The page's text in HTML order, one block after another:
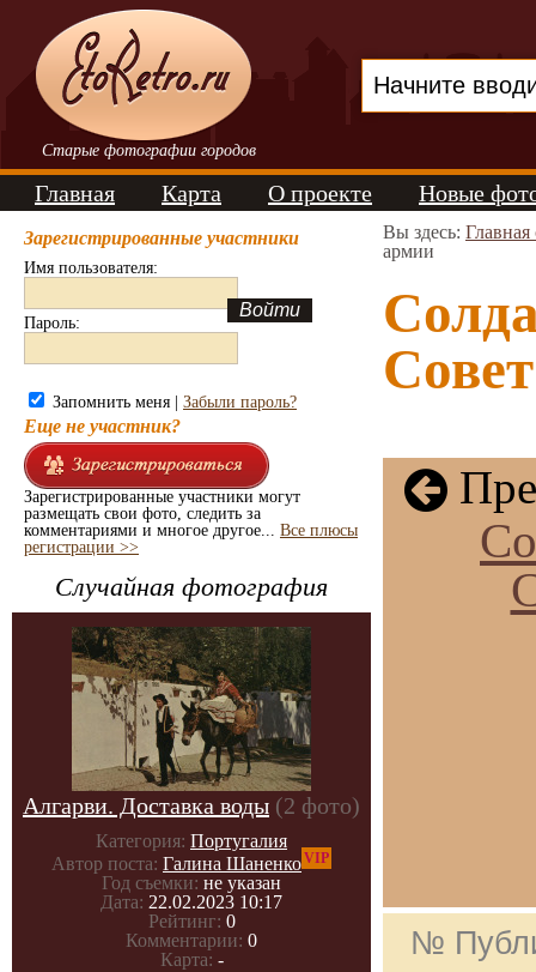
Старые фотографии городов
Главная Карта О проекте Новые
Зарегистрированные участники
Имя пользователя:
Пароль:
Запомнить меня | Забыли пароль?
Еще не участник?
Зарегистрированные участники могут
размещать свои фото, следить за
комментариями и многое другое... Все плюсы
регистрации >>
Случайная фотография
Алгарви. Доставка воды (2 фото)
Категория: Португалия
Автор поста: Галина ШаненкоVIP
Год съемки: не указан
Дата: 22.02.2023 10:17
Рейтинг: 0
Комментарии: 0
Карта: -
Вы здесь: Главная
армии
№